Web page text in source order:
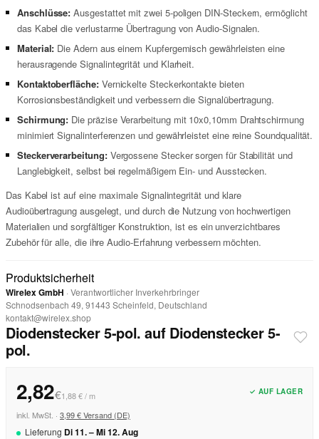
Anschlüsse: Ausgestattet mit zwei 5-poligen DIN-Steckern, ermöglicht
das Kabel die verlustarme Übertragung von Audio-Signalen.
Material: Die Adern aus einem Kupfergemisch gewährleisten eine
herausragende Signalintegrität und Klarheit.
Kontaktoberfläche:Vernickelte Steckerkontakte bieten
Korrosionsbeständigkeit und verbessern die Signalübertragung.
Schirmung: Die präzise Verarbeitung mit 10x0,10mm Drahtschirmung
minimiert Signalinterferenzen und gewährleistet eine reine Soundqualität.
Steckerverarbeitung:Vergossene Stecker sorgen für Stabilität und
Langlebigkeit, selbst bei regelmäßigem Ein- und Ausstecken.
Das Kabel ist auf eine maximale Signalintegrität und klare
Audioübertragung ausgelegt, und durch die Nutzung von hochwertigen
Materialien und sorgfältiger Konstruktion, ist es ein unverzichtbares
Zubehör für alle, die ihre Audio-Erfahrung verbessern möchten.
Produktsicherheit
Wirelex GmbH · Verantwortlicher Inverkehrbringer
Schnodsenbach 49, 91443 Scheinfeld, Deutschland
kontakt@wirelex.shop
Diodenstecker 5-pol. auf Diodenstecker 5-
pol.
2,82€1,88 € / m ✓ AUF LAGER
inkl. MwSt. · 3,99 € Versand (DE)
Lieferung Di11. –Mi12.Aug